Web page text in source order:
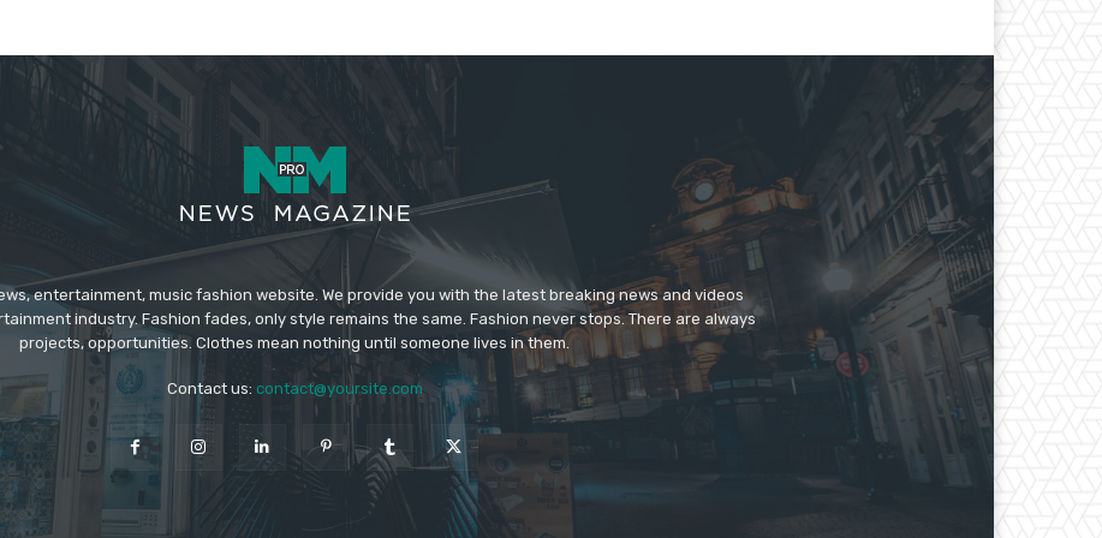
entertainment, music fashion website. We provide you with the latest breaking news and videos
industry. Fashion fades, only style remains the same. Fashion never stops. There are always
projects, opportunities. Clothes mean nothing until someone lives in them.
Contact us: contact@yoursite.com